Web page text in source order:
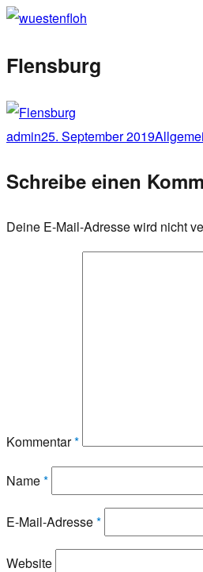
Zum
springen
wuestenfloh
Flensburg
Autor
adminVeröffentlicht
25. September 2019
Schreibe einen
Deine E-Mail-Adresse wird nicht
Kommentar*
Name*
E-Mail-Adresse*
Website